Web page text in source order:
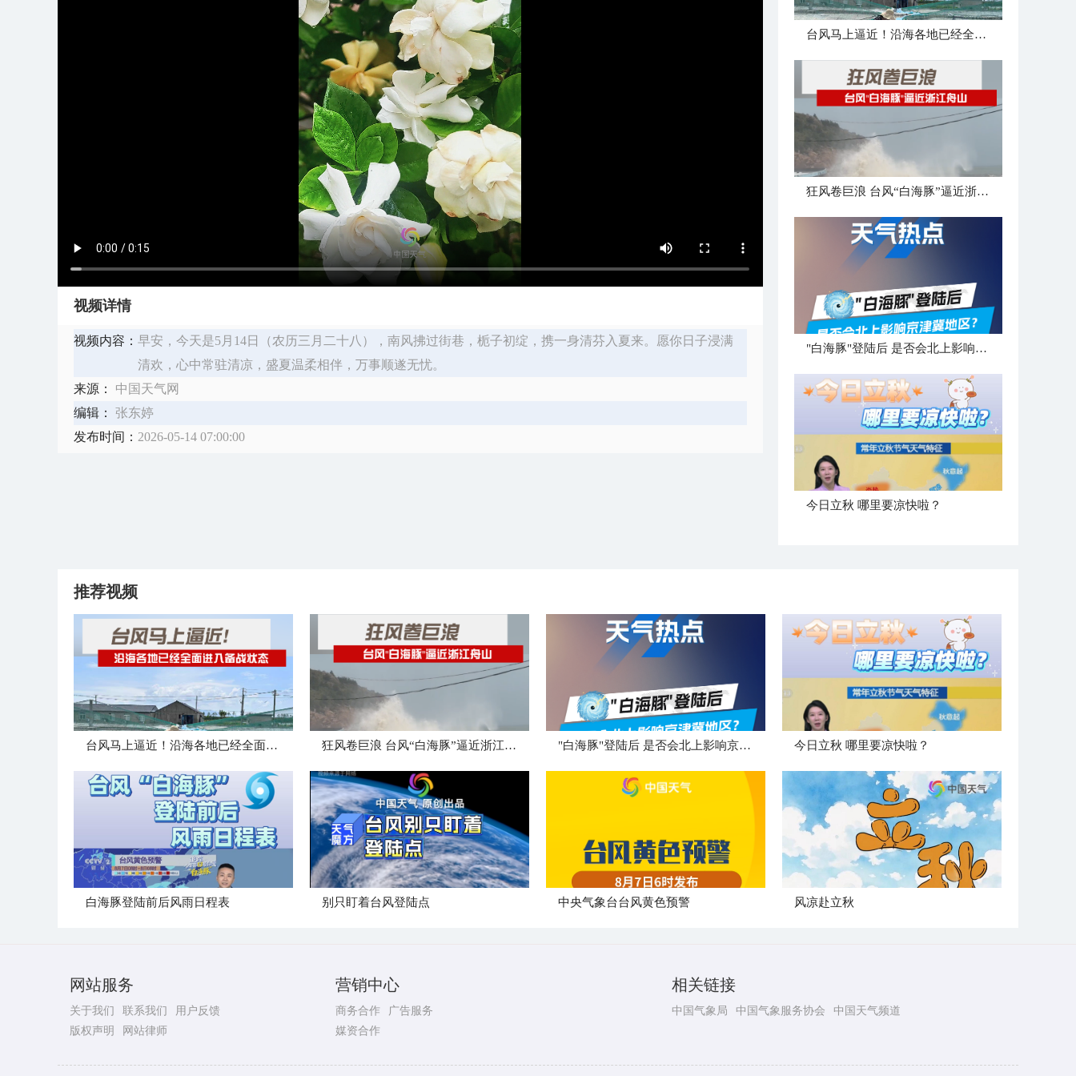
视频详情
视频内容： 早安，今天是5月14日（农历三月二十八），南风拂过街巷，栀子初绽，携一身清芬入夏来。愿你日子浸满
清欢，心中常驻清凉，盛夏温柔相伴，万事顺遂无忧。
来源：
中国天气网
编辑：
张东婷
发布时间： 2026-05-14 07:00:00
台风马上逼近！沿海各地已经全面进入备战状态
狂风卷巨浪 台风“白海豚”逼近浙江舟山
"白海豚"登陆后 是否会北上影响京津冀地区？
今日立秋 哪里要凉快啦？
推荐视频
台风马上逼近！沿海各地已经全面进入备战状态 狂风卷巨浪 台风“白海豚”逼近浙江舟山 "白海豚"登陆后 是否会北上影响京津冀地区？ 今日立秋 哪里要凉快啦？
白海豚登陆前后风雨日程表 别只盯着台风登陆点 ​中央气象台台风黄色预警 风凉赴立秋
网站服务
关于我们 联系我们
用户反馈
版权声明
网站律师
营销中心
商务合作
广告服务
媒资合作
相关链接
中国气象局 中国气象服务协会 中国天气频道